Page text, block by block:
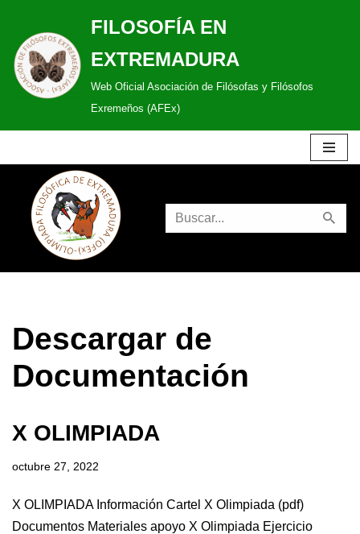
Saltar
al
contenido
FILOSOFÍA EN
EXTREMADURA
Web Oficial Asociación de Filósofas y Filósofos
Exremeños (AFEx)
Descargar de
Documentación
X OLIMPIADA
octubre 27, 2022
X OLIMPIADA Información Cartel X Olimpiada (pdf)
Documentos Materiales apoyo X Olimpiada Ejercicio